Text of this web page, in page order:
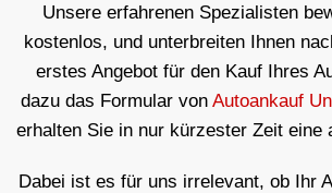
Unsere erfahrenen Spezialisten
kostenlos, und unterbreiten Ihnen
erstes Angebot für den Kauf Ihres
dazu das Formular von Autoankauf
erhalten Sie in nur kürzester Zeit eine
Dabei ist es für uns irrelevant, ob Ihr